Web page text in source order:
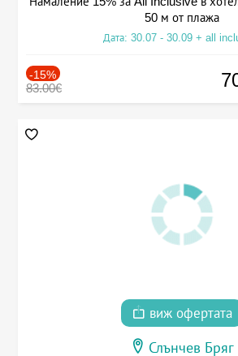
50 м от плажа
Дата: 30.07 - 30.09 + all
-15%
83.00€
виж офертата
Слънчев Бряг